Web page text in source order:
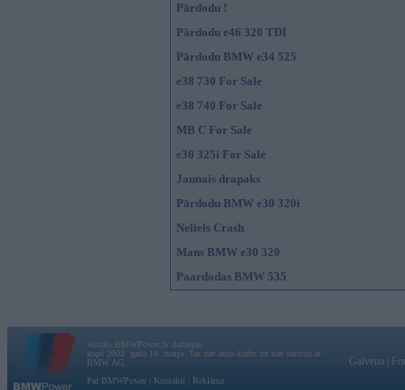
Pārdodu !
Pārdodu e46 320 TDI
Pārdodu BMW e34 525
e38 730 For Sale
e38 740 For Sale
MB C For Sale
e30 325i For Sale
Jaunais drapaks
Pārdodu BMW e30 320i
Neliels Crash
Mans BMW e30 320
Paardodas BMW 535
Vortāls BMWPower.lv darbojas
kopš 2002. gada 14. maija. Tas nav auto klubs un nav saistīts ar
BMW AG.
Par BMWPower
Kontakti Reklāma
Galvena